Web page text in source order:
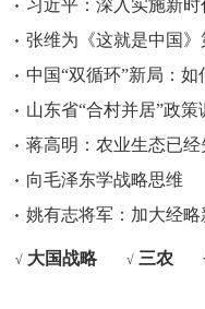
习近平：深入实施新
张维为《这就是中国
中国“双循环”新局：
山东省“合村并居”政策
蒋高明：农业生态已
向毛泽东学战略思维
姚有志将军：加大经
√ 大国战略 √ 三农